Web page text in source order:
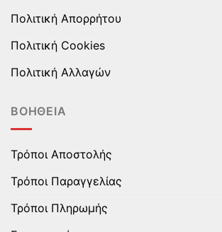
Πολιτική Απορρήτου
Πολιτική Cookies
Πολιτική Αλλαγών
ΒΟΉΘΕΙΑ
Τρόποι Αποστολής
Τρόποι Παραγγελίας
Τρόποι Πληρωμής